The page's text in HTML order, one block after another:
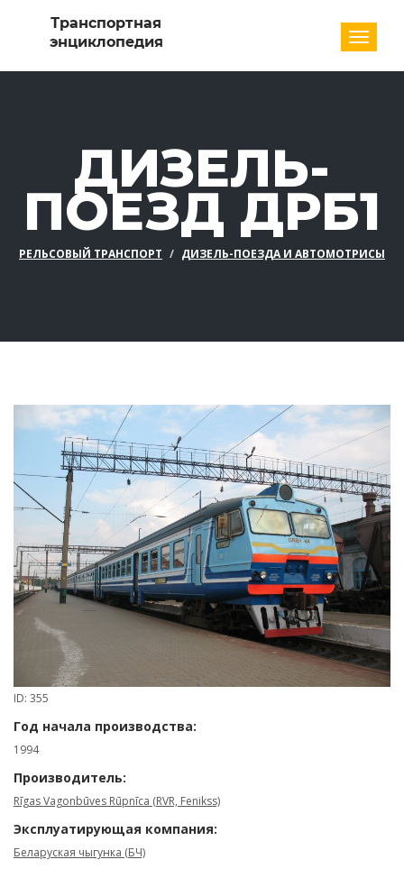
ДИЗЕЛЬ-
ПОЕЗД ДРБ1
РЕЛЬСОВЫЙ ТРАНСПОРТ ДИЗЕЛЬ-ПОЕЗДА И АВТОМОТРИСЫ
ID: 355
Год начала производства:
1994
Производитель:
Rīgas Vagonbūves Rūpnīca (RVR, Fenikss)
Эксплуатирующая компания:
Беларуская чыгунка (БЧ)